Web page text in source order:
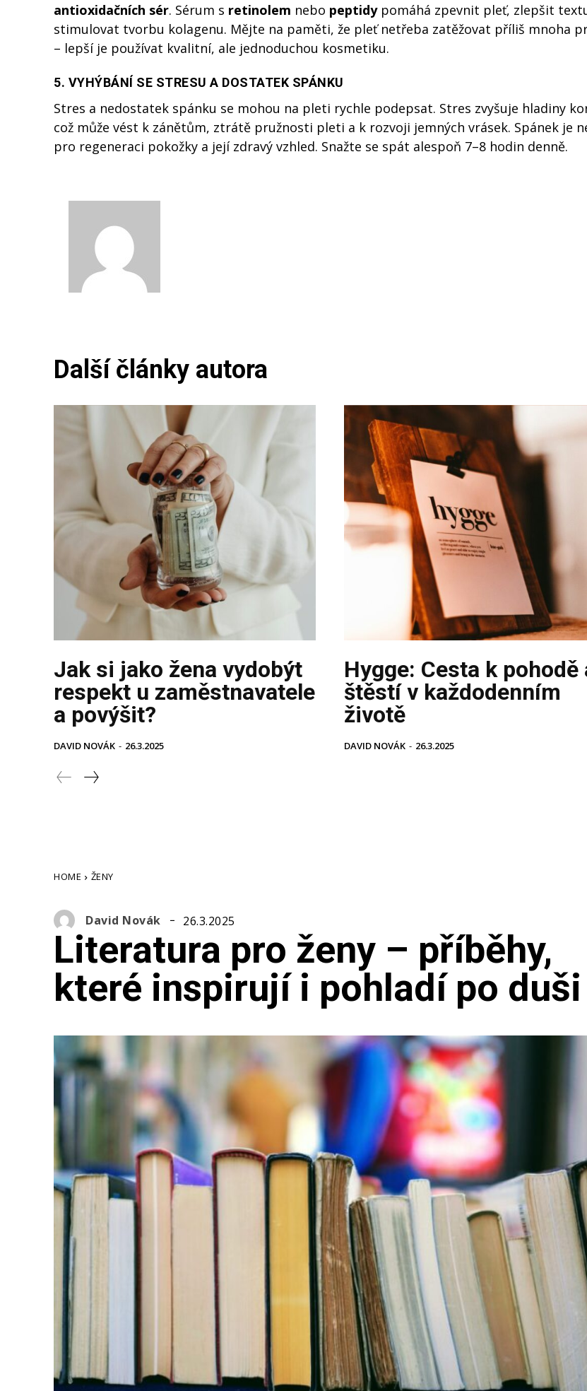
antioxidačních sér. Sérum s retinolem nebo peptidypomáhá zpevnit pleť, zlepšit
stimulovat tvorbu kolagenu. Mějte na paměti, že pleť netřeba zatěžovat příliš mnoha
– lepší je používat kvalitní, ale jednoduchou kosmetiku.
5. VYHÝBÁNÍ SE STRESU A DOSTATEK SPÁNKU
Stres a nedostatek spánku se mohou na pleti rychle podepsat. Stres zvyšuje hladiny
což může vést k zánětům, ztrátě pružnosti pleti a k rozvoji jemných vrásek. Spánek je
pro regeneraci pokožky a její zdravý vzhled. Snažte se spát alespoň 7–8 hodin denně.
Další články autora
Jak si jako žena vydobýt
respekt u zaměstnavatele
a povýšit?
DAVID NOVÁK - 26.3.2025
Hygge: Cesta k pohodě
štěstí v každodenním
životě
DAVID NOVÁK - 26.3.2025